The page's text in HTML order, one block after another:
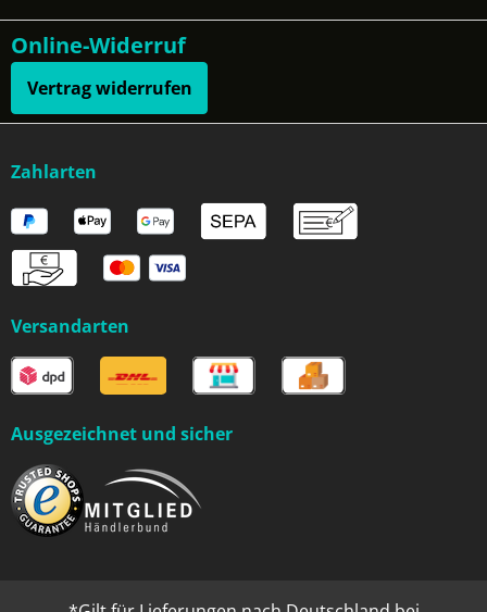
Online-Widerruf
Vertrag widerrufen
Zahlarten
Versandarten
Ausgezeichnet und sicher